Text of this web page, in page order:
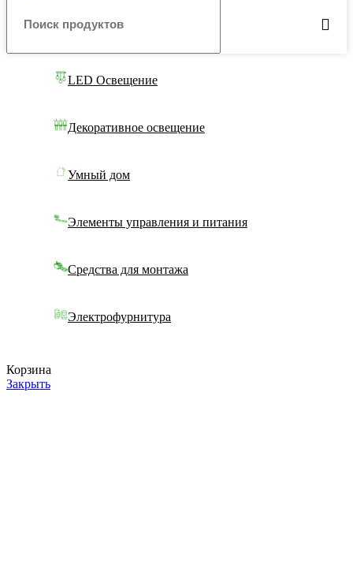
LED Освещение
Декоративное освещение
Умный дом
Элементы управления и питания
Средства для монтажа
Электрофурнитура
Корзина
Закрыть